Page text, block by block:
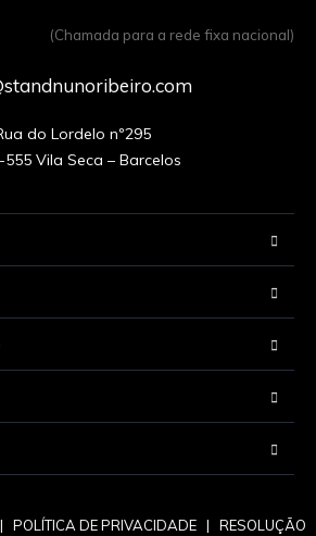
(Chamada para a rede fixa nacional)
do Lordelo nº295
| POLÍTICA DE PRIVACIDADE | RESOLUÇÃO